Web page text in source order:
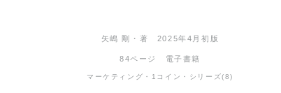
矢嶋 剛・著 2025年4月初版
84ページ 電子書籍
マーケティング・1コイン・シリーズ(8)